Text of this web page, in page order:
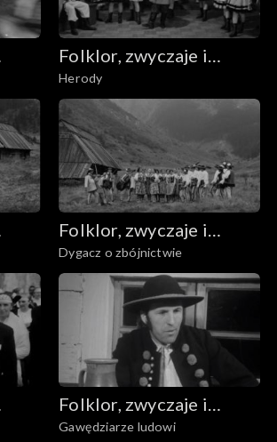
Folklor, zwyczaje i
sztuka ludowa
Herody
Folklor, zwyczaje i
sztuka ludowa
Dygacz o zbójnictwie
Folklor, zwyczaje i
sztuka ludowa
Gawędziarze ludowi